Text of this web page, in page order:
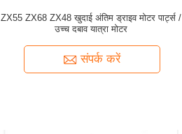
ZX55 ZX68 ZX48 खुदाई अंतिम ड्राइव मोटर पार्ट्स /
उच्च दबाव यात्रा मोटर
संपर्क करें